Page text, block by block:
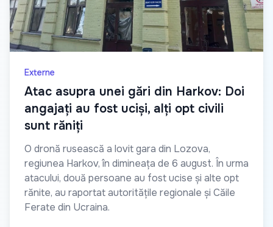
Externe
Atac asupra unei gări din Harkov: Doi
angajați au fost uciși, alți opt civili
sunt răniți
O dronă rusească a lovit gara din Lozova,
regiunea Harkov, în dimineața de 6 august. În urma
atacului, două persoane au fost ucise și alte opt
rănite, au raportat autoritățile regionale și Căile
Ferate din Ucraina.